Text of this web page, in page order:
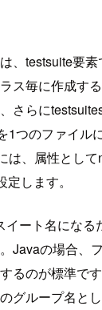
、testsuite要
ス毎に作成す
さらに
1つのファイル
は、属性として
します。
イート名になる
Javaの場合、
るのが標準で
グループ名と